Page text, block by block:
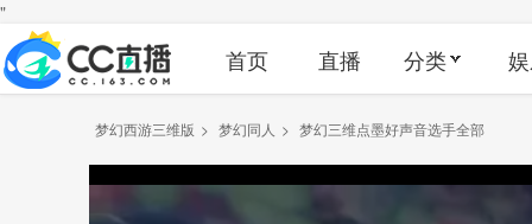
"
首页 直播 分类
梦幻西游三维版 > 梦幻同人 > 梦幻三维点墨好声音选手全部